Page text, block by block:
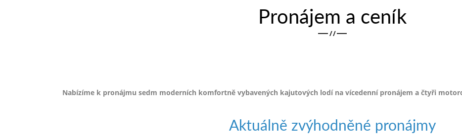
Pronájem a ceník
/ /
Nabízíme k pronájmu sedm moderních komfortně vybavených kajutových lodí na vícedenní pronájem a čtyři
Aktuálně zvýhodněné pronájmy